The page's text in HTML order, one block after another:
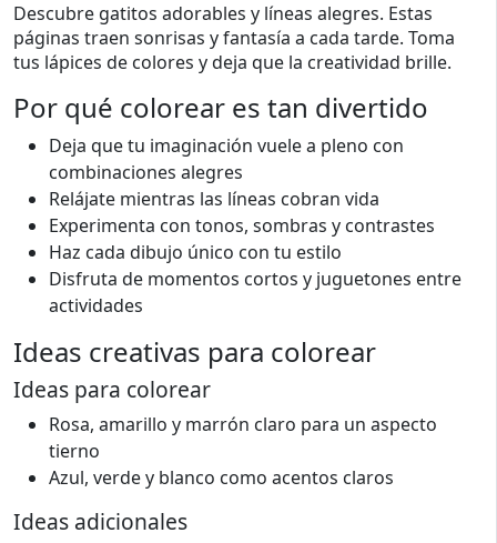
Descubre gatitos adorables y líneas alegres. Estas
páginas traen sonrisas y fantasía a cada tarde. Toma
tus lápices de colores y deja que la creatividad brille.
Por qué colorear es tan divertido
Deja que tu imaginación vuele a pleno con
combinaciones alegres
Relájate mientras las líneas cobran vida
Experimenta con tonos, sombras y contrastes
Haz cada dibujo único con tu estilo
Disfruta de momentos cortos y juguetones entre
actividades
Ideas creativas para colorear
Ideas para colorear
Rosa, amarillo y marrón claro para un aspecto
tierno
Azul, verde y blanco como acentos claros
Ideas adicionales